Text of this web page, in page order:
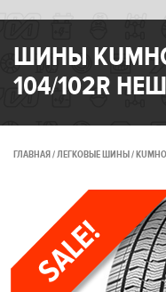
ШИНЫ
104/102R
ГЛАВНАЯ ЛЕГКОВЫЕ ШИНЫ KUMHO